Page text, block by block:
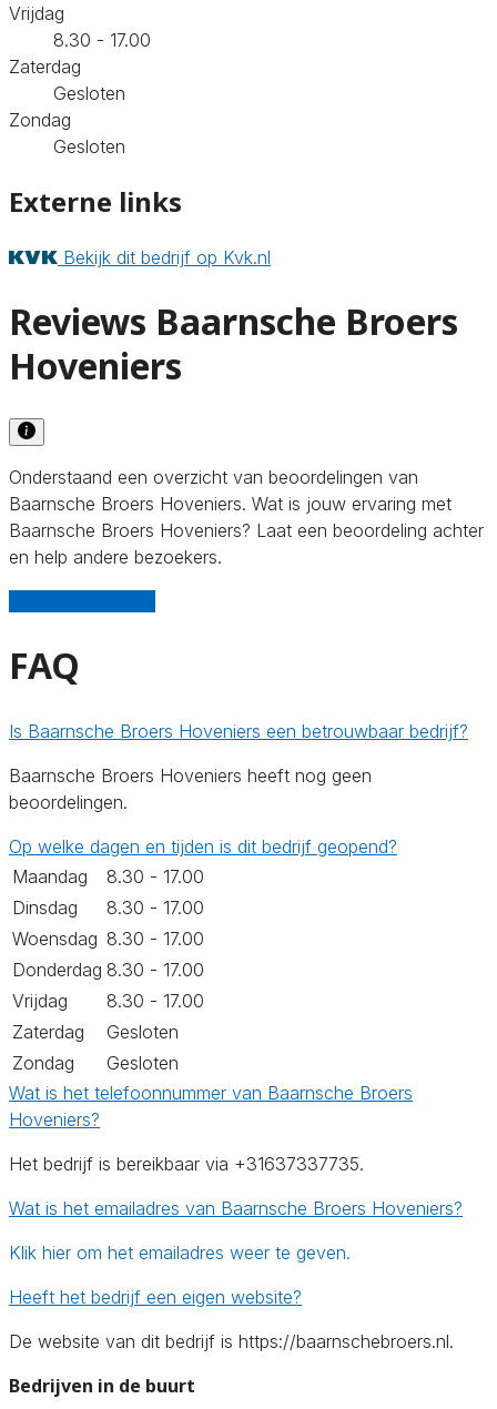
Vrijdag
8.30 - 17.00
Zaterdag
Gesloten
Zondag
Gesloten
Externe links
Bekijk dit bedrijf op Kvk.nl
Reviews Baarnsche Broers
Hoveniers
Onderstaand een overzicht van beoordelingen van
Baarnsche Broers Hoveniers. Wat is jouw ervaring met
Baarnsche Broers Hoveniers? Laat een beoordeling achter
en help andere bezoekers.
FAQ
Is Baarnsche Broers Hoveniers een betrouwbaar bedrijf?
Baarnsche Broers Hoveniers heeft nog geen
beoordelingen.
Op welke dagen en tijden is dit bedrijf geopend?
Maandag
8.30 - 17.00
Dinsdag
8.30 - 17.00
Woensdag 8.30 - 17.00
Donderdag 8.30 - 17.00
Vrijdag
8.30 - 17.00
Zaterdag
Gesloten
Zondag
Gesloten
Wat is het telefoonnummer van Baarnsche Broers
Hoveniers?
Het bedrijf is bereikbaar via +31637337735.
Wat is het emailadres van Baarnsche Broers Hoveniers?
Klik hier om het emailadres weer te geven.
Heeft het bedrijf een eigen website?
De website van dit bedrijf is https://baarnschebroers.nl.
Bedrijven in de buurt